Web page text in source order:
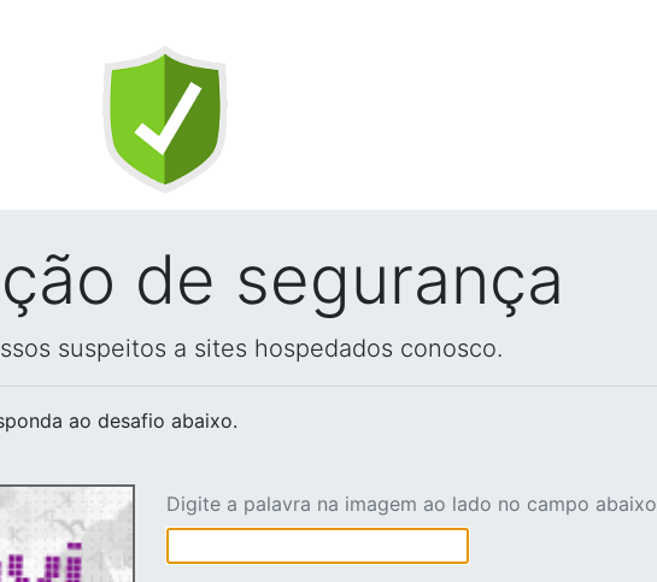
de segurança
suspeitos a sites hospedados conosco.
ao desafio abaixo.
Digite a palavra na imagem ao lado no campo abaixo